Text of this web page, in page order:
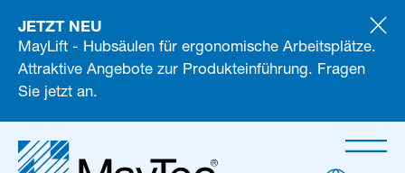
JETZT NEU
MayLift - Hubsäulen für ergonomische Arbeitsplätze.
Attraktive Angebote zur Produkteinführung. Fragen
Sie jetzt an.